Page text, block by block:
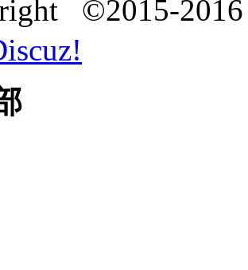
©2015-